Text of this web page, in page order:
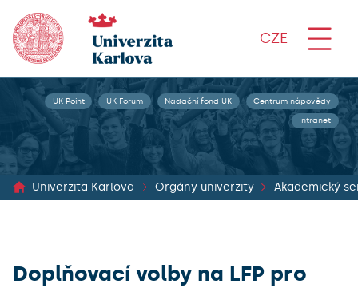
CZE
UK Point UK Forum Nadační fond UK Centrum nápovědy
Intranet
Univerzita Karlova Orgány univerzity Akademický
Doplňovací volby na LFP pro